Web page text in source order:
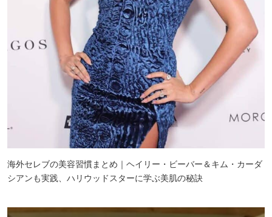
海外セレブの美容習慣まとめ｜ヘイリー・ビーバー＆キム・カーダ
シアンも実践、ハリウッドスターに学ぶ美肌の秘訣